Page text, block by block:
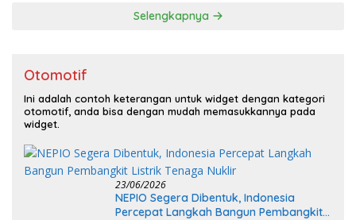
Selengkapnya
Otomotif
Ini adalah contoh keterangan untuk widget dengan kategori
otomotif, anda bisa dengan mudah memasukkannya pada
widget.
23/06/2026
NEPIO Segera Dibentuk, Indonesia
Percepat Langkah Bangun Pembangkit